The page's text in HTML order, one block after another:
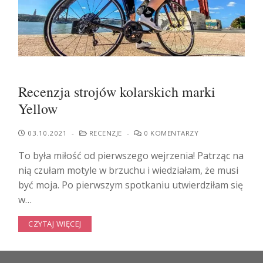
Recenzja strojów kolarskich marki
Yellow
03.10.2021 - RECENZJE - 0 KOMENTARZY
To była miłość od pierwszego wejrzenia! Patrząc na
nią czułam motyle w brzuchu i wiedziałam, że musi
być moja. Po pierwszym spotkaniu utwierdziłam się
w…
CZYTAJ WIĘCEJ